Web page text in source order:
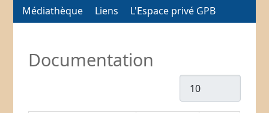
Médiathèque
Liens L'Espace privé GPB
Documentation
Afficher #